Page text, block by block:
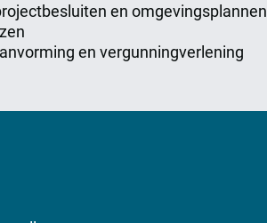
en omgevingsplannen
en vergunningverlening